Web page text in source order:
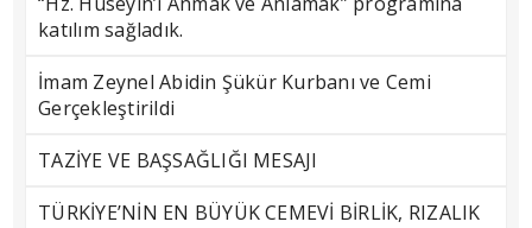
katılım sağladık.
İmam Zeynel Abidin Şükür Kurbanı ve Cemi
Gerçekleştirildi
TAZİYE VE BAŞSAĞLIĞI MESAJI
TÜRKİYE’NİN EN BÜYÜK CEMEVİ BİRLİK, RIZALIK